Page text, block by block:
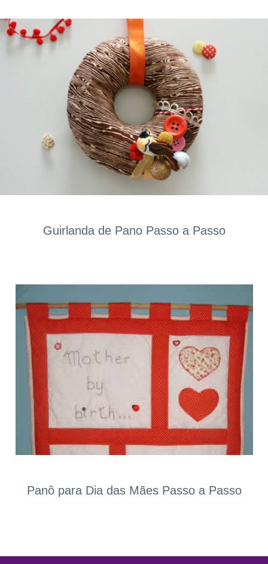
Guirlanda de Pano Passo a Passo
Panô para Dia das Mães Passo a Passo